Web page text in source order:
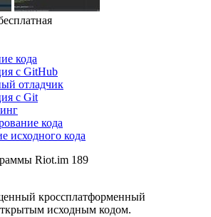
кода
с GitHub
отладчик
c Git
кода
исходного кода
189
кроссплатформенный
исходным кодом.